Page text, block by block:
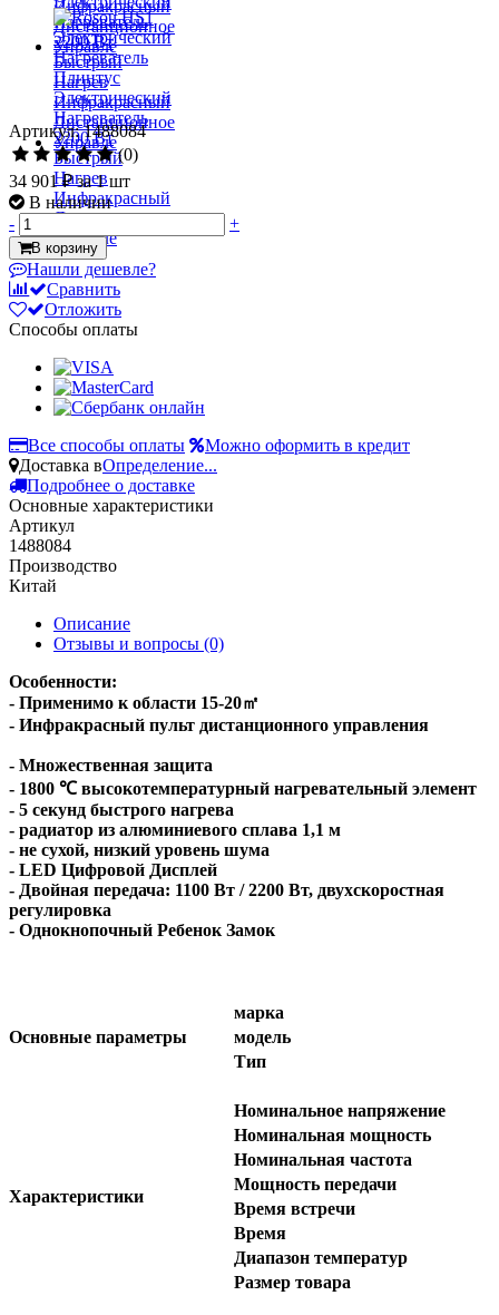
Артикул: 1488084
(0)
34 901 ₽за 1 шт
В наличии
-
+
В корзину
Нашли дешевле?
Сравнить
Отложить
Способы оплаты
Все способы оплаты
Можно оформить в кредит
Доставка вОпределение...
Подробнее о доставке
Основные характеристики
Артикул
1488084
Производство
Китай
Описание
Отзывы и вопросы (0)
Особенности:
- Применимо к области 15-20㎡
- Инфракрасный пульт дистанционного управления
- Множественная защита
- 1800 ℃ высокотемпературный нагревательный элемент
- 5 секунд быстрого нагрева
- радиатор из алюминиевого сплава 1,1 м
- не сухой, низкий уровень шума
- LED Цифровой Дисплей
- Двойная передача: 1100 Вт / 2200 Вт, двухскоростная
регулировка
- Однокнопочный Ребенок Замок
Основные параметры
марка
модель
Тип
Характеристики
Номинальное напряжение
Номинальная мощность
Номинальная частота
Мощность передачи
Время встречи
Время
Диапазон температур
Размер товара